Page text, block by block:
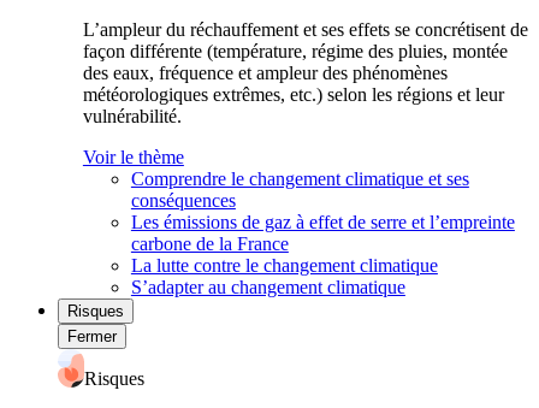
L’ampleur du réchauffement et ses effets se concrétisent de
façon différente (température, régime des pluies, montée
des eaux, fréquence et ampleur des phénomènes
météorologiques extrêmes, etc.) selon les régions et leur
vulnérabilité.
Voir le thème
Comprendre le changement climatique et ses
conséquences
Les émissions de gaz à effet de serre et l’empreinte
carbone de la France
La lutte contre le changement climatique
S’adapter au changement climatique
Risques
Fermer
Risques